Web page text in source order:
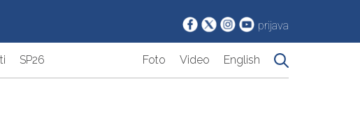
prijava
SP26 Foto Video English